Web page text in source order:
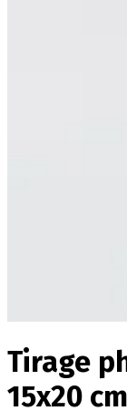
Tirage
15x20 cm